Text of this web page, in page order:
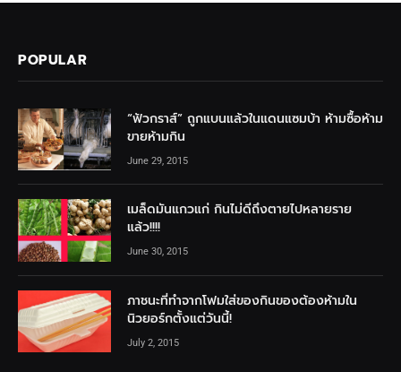
POPULAR
“ฟัวกราส์” ถูกแบนแล้วในแดนแซมบ้า ห้ามซื้อห้าม
ขายห้ามกิน
June 29, 2015
เมล็ดมันแกวแก่ กินไม่ดีถึงตายไปหลายราย
แล้ว!!!!
June 30, 2015
ภาชนะที่ทำจากโฟมใส่ของกินของต้องห้ามใน
นิวยอร์กตั้งแต่วันนี้!
July 2, 2015